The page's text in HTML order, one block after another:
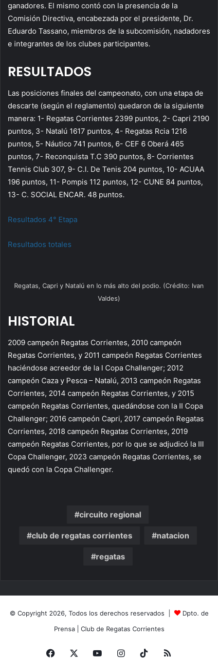
ganadores. El mismo contó con la presencia de la
Comisión Directiva, encabezada por el presidente, Dr.
Eduardo Tassano, miembros de la subcomisión, nadadores
e integrantes de los clubes participantes.
RESULTADOS
Las posiciones finales del campeonato, con una etapa de
descarte (según el reglamento) quedaron de la siguiente
manera: 1- Regatas Corrientes 2399 puntos, 2- Capri 2190
puntos, 3- Natalú 1617 puntos, 4- Regatas Rcia 1216
puntos, 5- Náutico 741 puntos, 6- CEF 6 Oberá 465
puntos, 7- Reconquista T.C 390 puntos, 8- Corrientes
Tennis Club 307, 9- C.I. De Tenis 204 puntos, 10- ACUAA
196 puntos, 11- Pompis 112 puntos, 12- CUNE 84 puntos,
13- C. SOCIAL ENCAR. 48 puntos.
Resultados 4° Etapa
Resultados totales
Regatas, Capri y Natalú en lo más alto del podio. (Crédito: Ivan
Valdes)
HISTORIAL
2009 campeón Regatas Corrientes, 2010 campeón
Regatas Corrientes, y 2011 campeón Regatas Corrientes
haciéndose acreedor de la I Copa Challenger; 2012
campeón Caza y Pesca – Natalú, 2013 campeón Regatas
Corrientes, 2014 campeón Regatas Corrientes, y 2015
campeón Regatas Corrientes, quedándose con la II Copa
Challenger; 2016 campeón Capri, 2017 campeón Regatas
Corrientes, 2018 campeón Regatas Corrientes, 2019
campeón Regatas Corrientes, por lo que se adjudicó la III
Copa Challenger, 2023 campeón Regatas Corrientes, se
quedó con la Copa Challenger.
circuito regional
club de regatas corrientes natacion
regatas
© Copyright 2026, Todos los derechos reservados |
Dpto. de
Prensa| Club de Regatas Corrientes
Facebook YouTubeInstagram
TikTokRSS